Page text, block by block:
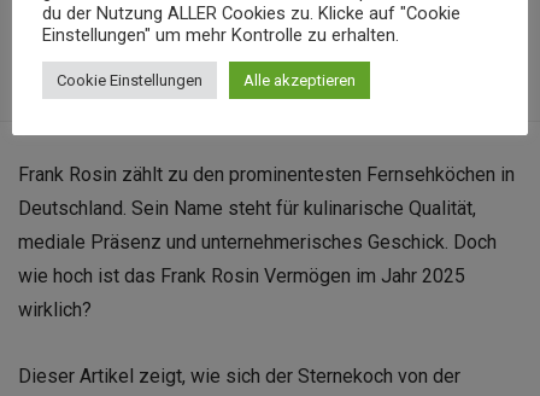
1. August 2025 0
Frank Rosin zählt zu den prominentesten Fernsehköchen in
Deutschland. Sein Name steht für kulinarische Qualität,
mediale Präsenz und unternehmerisches Geschick. Doch
wie hoch ist das Frank Rosin Vermögen im Jahr 2025
wirklich?
Dieser Artikel zeigt, wie sich der Sternekoch von der
du der Nutzung ALLER Cookies zu. Klicke auf "Cookie
Einstellungen" um mehr Kontrolle zu erhalten.
Cookie Einstellungen Alle akzeptieren